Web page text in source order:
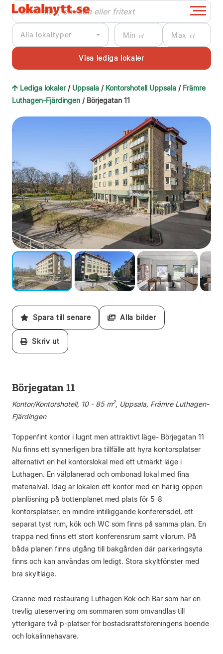
Alla lokaltyper
Lediga lokaler / Uppsala / Kontorshotell Uppsala / Främre
Luthagen-Fjärdingen / Börjegatan 11
Spara till senare Alla bilder
Skriv ut
Börjegatan 11
Kontor/Kontorshotell, 10 - 85 m2, Uppsala, Främre Luthagen-
Fjärdingen
Toppenfint kontor i lugnt men attraktivt läge- Börjegatan 11
Nu finns ett synnerligen bra tillfälle att hyra kontorsplatser
alternativt en hel kontorslokal med ett utmärkt läge i
Luthagen. En välplanerad och ombonad lokal med fina
materialval. Idag är lokalen ett kontor med en härlig öppen
planlösning på bottenplanet med plats för 5-8
kontorsplatser, en mindre intilliggande konferensdel, ett
separat tyst rum, kök och WC som finns på samma plan. En
trappa ned finns ett stort konferensrum samt vilorum. På
båda planen finns utgång till bakgården där parkeringsyta
finns och kan användas om ledigt. Stora skyltfönster med
bra skyltläge.
Granne med restaurang Luthagen Kök och Bar som har en
trevlig uteservering om sommaren som omvandlas till
ytterligare två p-platser för bostadsrättsföreningens boende
och lokalinnehavare.